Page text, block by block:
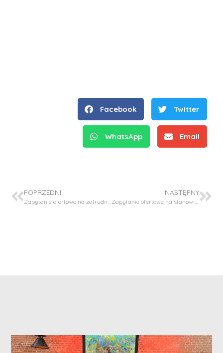
Facebook Twitter
WhatsApp Email
POPRZEDNI
Zapytanie ofertowe na zatrudnienie personelu pomocniczego: student – biochemik
NASTĘPNY
Zapytanie ofertowe na stanowisko projektant modeli 3D